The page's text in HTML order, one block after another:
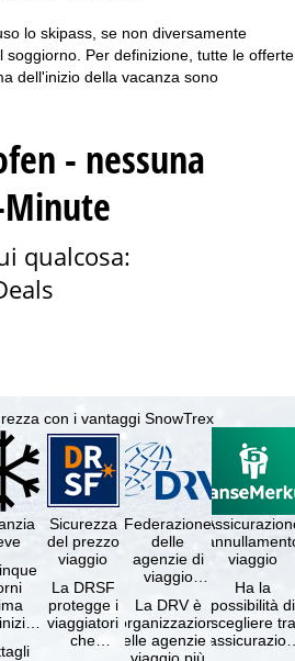
lo skipass, se non diversamente
soggiorno. Per definizione, tutte le offerte
dell'inizio della vacanza sono
- nessuna
qualcosa:
con i vantaggi SnowTrex
Sicurezza
del prezzo
viaggio
La DRSF
protegge i
viaggiatori
che
Federazione
delle
agenzie di
viaggio
La DRV è
l'organizzazione
delle agenzie di
viaggio
Ha la
possibilità di
scegliere tra